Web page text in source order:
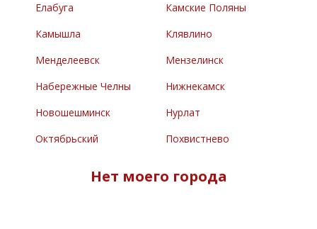
Елабуга
Камские Поляны
Камышла
Клявлино
Менделеевск
Мензелинск
Набережные Челны
Нижнекамск
Новошешминск
Нурлат
Октябрьский
Похвистнево
Нет моего города